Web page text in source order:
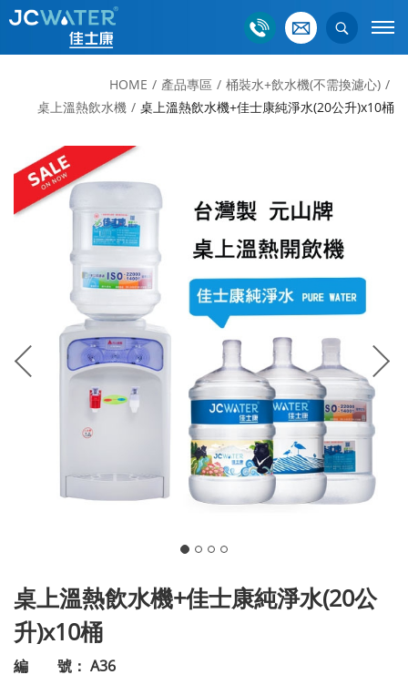
HOME 產品專區
桶裝水+飲水機(不需換濾心)
桌上溫熱飲水機
桌上溫熱飲水機+佳士康純淨水(20公升)x10桶
桌上溫熱飲水機+佳士康純淨水(20公
升)x10桶
編 號： A36